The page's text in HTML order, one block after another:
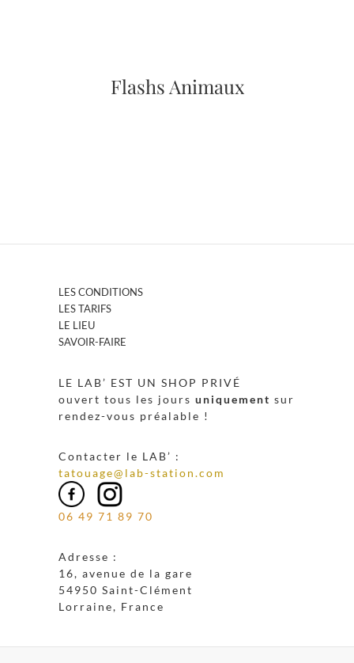
Flashs Animaux
LES CONDITIONS
LES TARIFS
LE LIEU
SAVOIR-FAIRE
LE LAB’ EST UN SHOP PRIVÉ
ouvert tous les jours uniquement sur
rendez-vous préalable !
Contacter le LAB’ :
tatouage@lab-station.com
06 49 71 89 70
Adresse :
16, avenue de la gare
54950 Saint-Clément
Lorraine, France